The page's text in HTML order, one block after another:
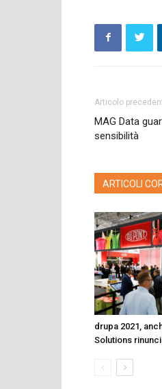
Articolo
MAG Data
sensibilità
ARTICOLI
drupa 2021,
Solutions